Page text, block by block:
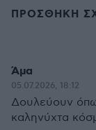
ΠΡΟΣΘΗΚΗ
Άμα
05.07.2026, 18:12
Δουλεύουν
καληνύχτα